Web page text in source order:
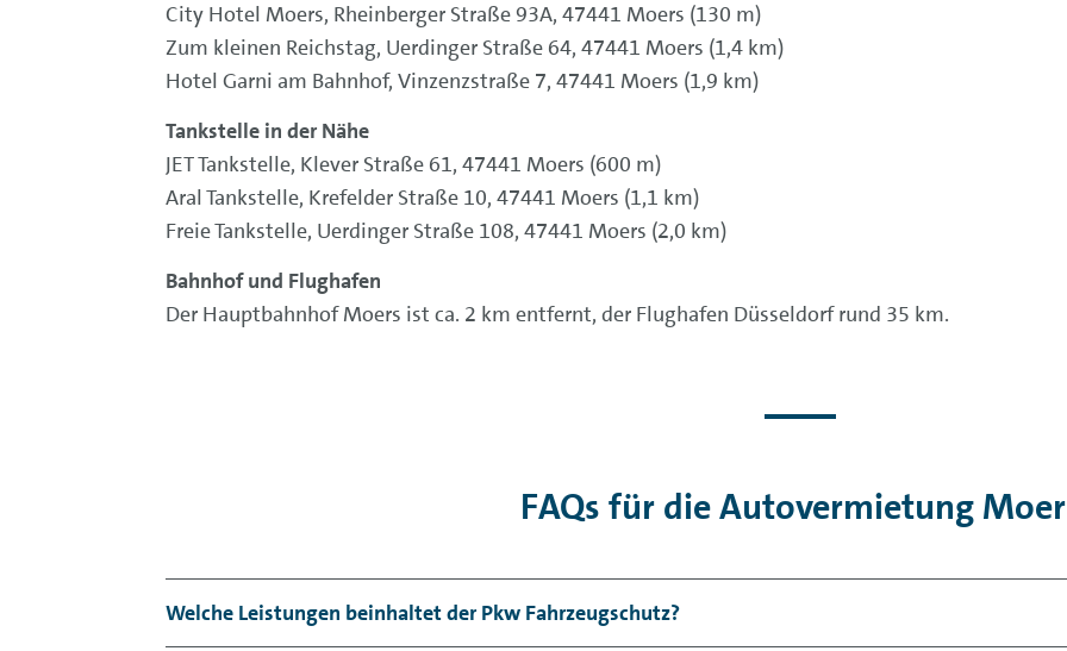
City Hotel Moers, Rheinberger Straße 93A, 47441 Moers (130 m)
Zum kleinen Reichstag, Uerdinger Straße 64, 47441 Moers (1,4 km)
Hotel Garni am Bahnhof, Vinzenzstraße 7, 47441 Moers (1,9 km)
Tankstelle in der Nähe
JET Tankstelle, Klever Straße 61, 47441 Moers (600 m)
Aral Tankstelle, Krefelder Straße 10, 47441 Moers (1,1 km)
Freie Tankstelle, Uerdinger Straße 108, 47441 Moers (2,0 km)
Bahnhof und Flughafen
Der Hauptbahnhof Moers ist ca. 2 km entfernt, der Flughafen Düsseldorf rund 35 km.
FAQs für die Autovermietung
Welche Leistungen beinhaltet der Pkw Fahrzeugschutz?